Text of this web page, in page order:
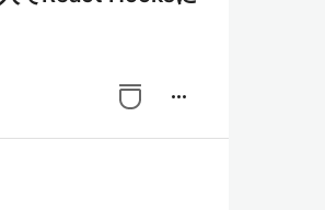
more_horiz